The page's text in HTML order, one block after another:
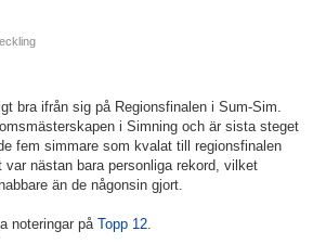
bra ifrån sig på Regionsfinalen i Sum-Sim.
i Simning och är sista steget
fem simmare som kvalat till regionsfinalen
nästan bara personliga rekord, vilket
än de någonsin gjort.
noteringar på Topp 12.